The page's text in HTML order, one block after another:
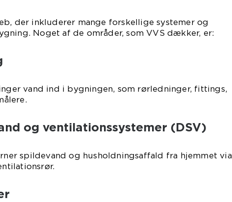
der inkluderer mange forskellige systemer og
Noget af de områder, som VVS dækker, er:
vand ind i bygningen, som rørledninger, fittings,
og ventilationssystemer (DSV)
spildevand og husholdningsaffald fra hjemmet via